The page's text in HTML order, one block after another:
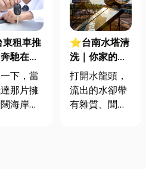
租車推
馳在東
！租車
推薦商
彩活動
下，當
那片擁
海岸
⭐台南水塔清
洗｜你家的水
有怪味嗎？別
讓髒水塔成為
健康隱憂！一
打開水龍頭，
流出的水卻帶
有雜質、聞起